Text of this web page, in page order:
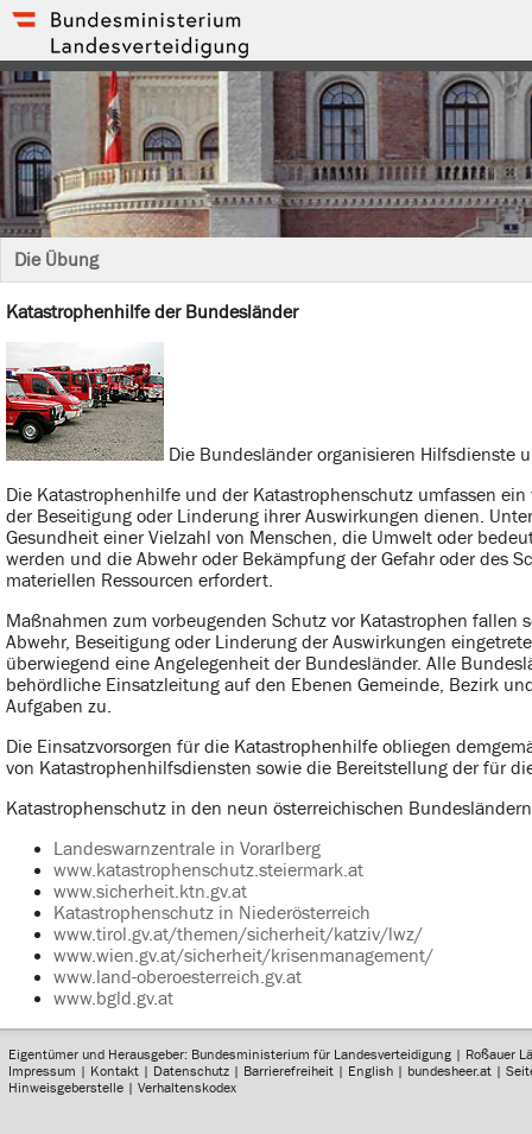
Die Übung
Katastrophenhilfe der Bundesländer
Die Bundesländer organisieren Hilfsdienste
Die Katastrophenhilfe und der Katastrophenschutz umfassen
der Beseitigung oder Linderung ihrer Auswirkungen dienen.
Gesundheit einer Vielzahl von Menschen, die Umwelt oder
werden und die Abwehr oder Bekämpfung der Gefahr oder des
materiellen Ressourcen erfordert.
Maßnahmen zum vorbeugenden Schutz vor Katastrophen
Abwehr, Beseitigung oder Linderung der Auswirkungen
überwiegend eine Angelegenheit der Bundesländer. Alle
behördliche Einsatzleitung auf den Ebenen Gemeinde, Bezirk
Aufgaben zu.
Die Einsatzvorsorgen für die Katastrophenhilfe obliegen
von Katastrophenhilfsdiensten sowie die Bereitstellung der für
Katastrophenschutz in den neun österreichischen
Landeswarnzentrale in Vorarlberg
www.katastrophenschutz.steiermark.at
www.sicherheit.ktn.gv.at
Katastrophenschutz in Niederösterreich
www.tirol.gv.at/themen/sicherheit/katziv/lwz/
www.wien.gv.at/sicherheit/krisenmanagement/
www.land-oberoesterreich.gv.at
www.bgld.gv.at
Eigentümer und Herausgeber: Bundesministerium für Landesverteidigung | Roßauer
Impressum | Kontakt | Datenschutz | Barrierefreiheit | English | bundesheer.at |
Hinweisgeberstelle |Verhaltenskodex